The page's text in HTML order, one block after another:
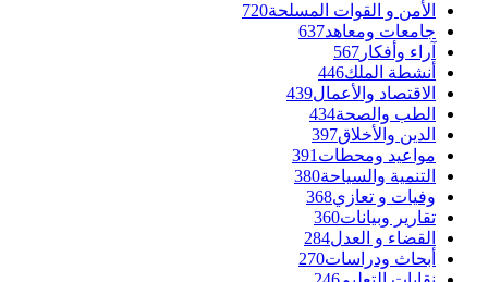
الأمن و القوات المسلحة720
جامعات ومعاهد637
آراء وأفكار 567
أنشطة الملك446
الاقتصاد والأعمال439
الطب والصحة434
الدين والأخلاق397
مواعيد ومحطات 391
التنمية والسياحة380
وفيات و تعازي368
تقارير وبيانات360
القضاء و العدل284
أبحاث ودراسات270